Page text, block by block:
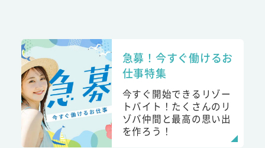
急募！今すぐ働けるお
仕事特集
今すぐ開始できるリゾー
トバイト！たくさんのリ
ゾバ仲間と最高の思い出
を作ろう！